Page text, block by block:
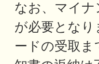
なお、マイ
が必要とな
ードの受取